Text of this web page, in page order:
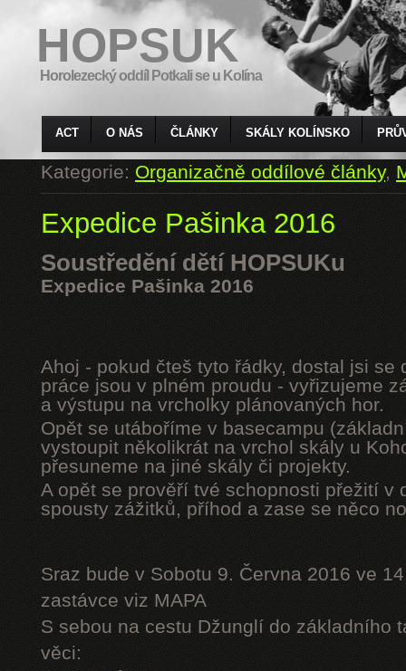
HOPSUK
Horolezecký oddíl Potkali se u Kolína
ACT O NÁS ČLÁNKY SKÁLY KOLÍNSKO
Kategorie:Organizačně oddílové články,
Expedice Pašinka 2016
Soustředění dětí HOPSUKu
Expedice Pašinka 2016
Ahoj - pokud čteš tyto řádky, dostal jsi se
práce jsou v plném proudu - vyřizujeme
a výstupu na vrcholky plánovaných hor.
Opět se utáboříme v basecampu
vystoupit několikrát na vrchol skály u
přesuneme na jiné skály či projekty.
A opět se prověří tvé schopnosti přežití v
spousty zážitků, příhod a zase se něco
Sraz bude v Sobotu 9. Června 2016 ve
zastávce viz MAPA
S sebou na cestu Džunglí do základního
věci: